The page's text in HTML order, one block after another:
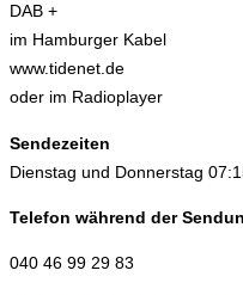
DAB +
im Hamburger Kabel
www.tidenet.de
oder im Radioplayer
Sendezeiten
Dienstag und Donnerstag
Telefon während der
040 46 99 29 83